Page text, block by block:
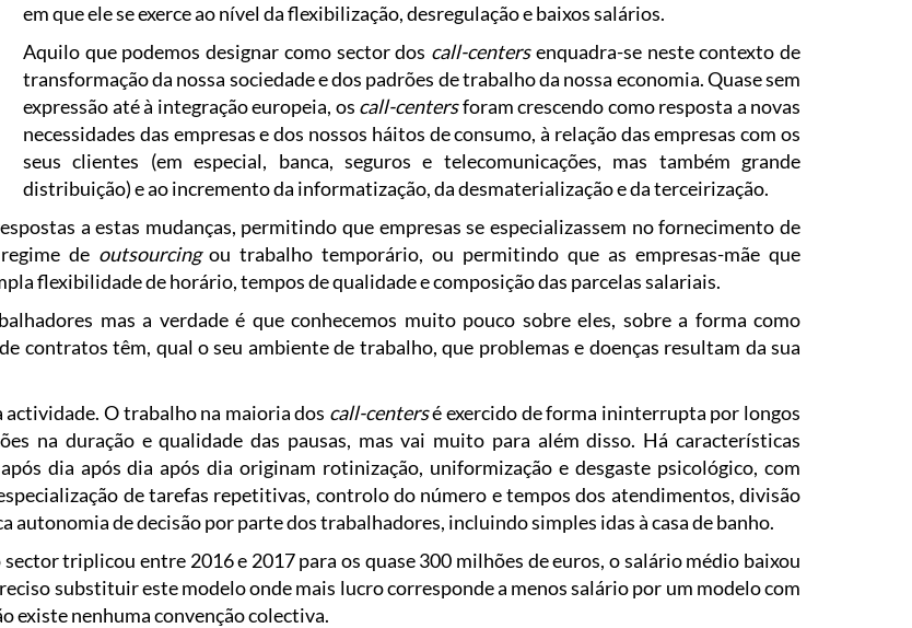
em que ele se exerce ao nível da flexibilização, desregulação e baixos salários.
Aquilo que podemos designar como sector dos call-centersenquadra-se neste contexto de
transformação da nossa sociedade e dos padrões de trabalho da nossa economia. Quase sem
expressão até à integração europeia, os call-centersforam crescendo como resposta a novas
necessidades das empresas e dos nossos háitos de consumo, à relação das empresas com os
seus clientes (em especial, banca, seguros e telecomunicações, mas também grande
distribuição) e ao incremento da informatização, da desmaterialização e da terceirização.
a estas mudanças, permitindo que empresas se especializassem no fornecimento de
de outsourcingou trabalho temporário, ou permitindo que as empresas-mãe que
flexibilidade de horário, tempos de qualidade e composição das parcelas salariais.
mas a verdade é que conhecemos muito pouco sobre eles, sobre a forma como
contratos têm, qual o seu ambiente de trabalho, que problemas e doenças resultam da sua
actividade. O trabalho na maioria dos call-centersé exercido de forma ininterrupta por longos
na duração e qualidade das pausas, mas vai muito para além disso. Há características
dia após dia após dia originam rotinização, uniformização e desgaste psicológico, com
de tarefas repetitivas, controlo do número e tempos dos atendimentos, divisão
autonomia de decisão por parte dos trabalhadores, incluindo simples idas à casa de banho.
triplicou entre 2016 e 2017 para os quase 300 milhões de euros, o salário médio baixou
substituir este modelo onde mais lucro corresponde a menos salário por um modelo com
existe nenhuma convenção colectiva.